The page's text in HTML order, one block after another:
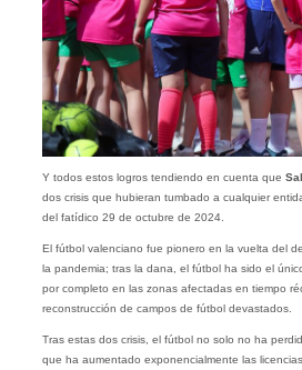
Y todos estos logros tendiendo en cuenta que
dos crisis que hubieran tumbado a cualquier
del fatídico 29 de octubre de 2024.
El fútbol valenciano fue pionero en la vuelta del
la pandemia; tras la dana, el fútbol ha sido el
por completo en las zonas afectadas en tiempo
reconstrucción de campos de fútbol devastados.
Tras estas dos crisis, el fútbol no solo no ha
que ha aumentado exponencialmente las